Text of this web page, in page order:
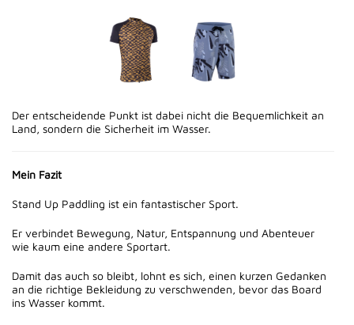
Der entscheidende Punkt ist dabei nicht die Bequemlichkeit an
Land, sondern die Sicherheit im Wasser.
Mein Fazit
Stand Up Paddling ist ein fantastischer Sport.
Er verbindet Bewegung, Natur, Entspannung und Abenteuer
wie kaum eine andere Sportart.
Damit das auch so bleibt, lohnt es sich, einen kurzen Gedanken
an die richtige Bekleidung zu verschwenden, bevor das Board
ins Wasser kommt.